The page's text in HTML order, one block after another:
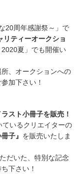
20周年感謝祭～」で
リティーオークショ
夏」でも開催い
、オークションへの
加下さい！
スト小冊子を販売！
いるクリエイターの
子』 を販売いたしま
だいた、特別な記念
下さい！